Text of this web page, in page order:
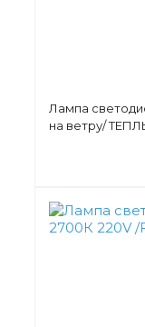
Лампа
на ветру/